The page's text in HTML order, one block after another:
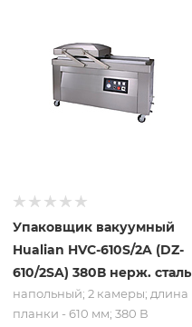
планки - 610 мм;
Упаковщик вакуумный
Hualian HVC-610S/2A (DZ-
610/2SA) 380В нерж. сталь
напольный; 2 камеры; длина
планки - 610 мм; 380 В